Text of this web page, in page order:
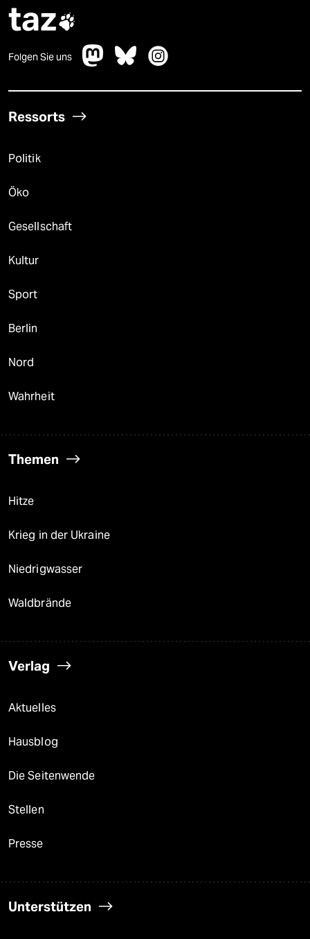
taz
Folgen Sie uns
Ressorts
Politik
Öko
Gesellschaft
Kultur
Sport
Berlin
Nord
Wahrheit
Themen
Hitze
Krieg in der Ukraine
Niedrigwasser
Waldbrände
Verlag
Aktuelles
Hausblog
Die Seitenwende
Stellen
Presse
Unterstützen